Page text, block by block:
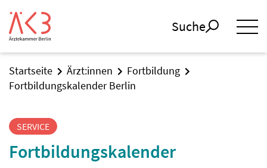
Suche
Startseite Ärzt:innen
Fortbildung
Fortbildungskalender Berlin
SERVICE
Fortbildungskalender